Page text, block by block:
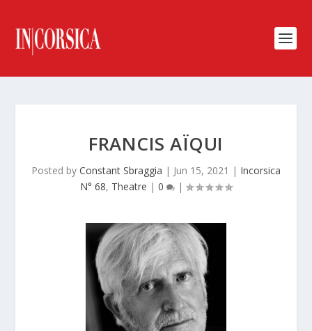
FRANCIS AÏQUI
Posted by Constant Sbraggia | Jun 15, 2021 | Incorsica
N° 68, Theatre | 0 |